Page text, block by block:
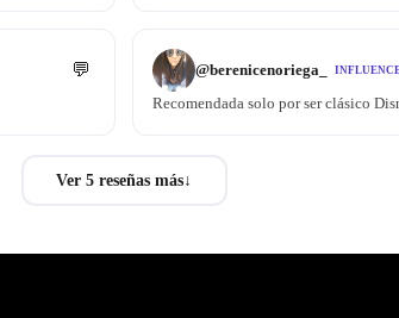
💬 @berenicenoriega_
Recomendada solo por ser clásico
Ver 5 reseñas más↓